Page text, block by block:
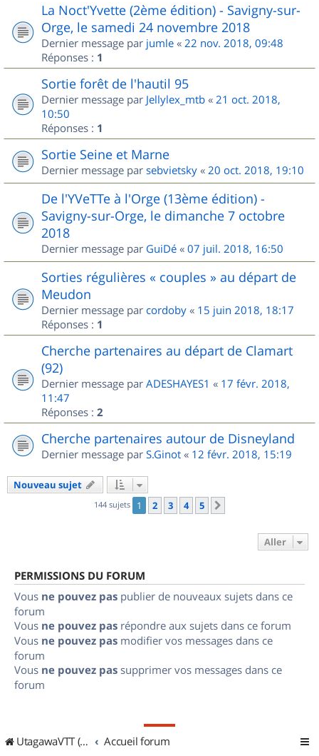
La Noct'Yvette (2ème édition) - Savigny-sur-
Orge, le samedi 24 novembre 2018
Dernier message par jumle « 22 nov. 2018, 09:48
Réponses : 1
Sortie forêt de l'hautil 95
Dernier message par Jellylex_mtb « 21 oct. 2018,
10:50
Réponses : 1
Sortie Seine et Marne
Dernier message par sebvietsky « 20 oct. 2018, 19:10
De l'YVeTTe à l'Orge (13ème édition) -
Savigny-sur-Orge, le dimanche 7 octobre
2018
Dernier message par GuiDé « 07 juil. 2018, 16:50
Sorties régulières « couples » au départ de
Meudon
Dernier message par cordoby « 15 juin 2018, 18:17
Réponses : 1
Cherche partenaires au départ de Clamart
(92)
Dernier message par ADESHAYES1 « 17 févr. 2018,
11:47
Réponses : 2
Cherche partenaires autour de Disneyland
Dernier message par S.Ginot « 12 févr. 2018, 15:19
Nouveau sujet
144 sujets 1 2 3 4 5
Aller
PERMISSIONS DU FORUM
Vous ne pouvez pas publier de nouveaux sujets dans ce
forum
Vous ne pouvez pas répondre aux sujets dans ce forum
Vous ne pouvez pas modifier vos messages dans ce
forum
Vous ne pouvez pas supprimer vos messages dans ce
forum
UtagawaVTT (Randos VTT et VTTAE avec traces GPS) Accueil forum